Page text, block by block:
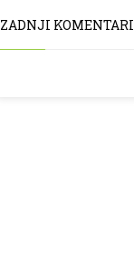
ZADNJI KOMENTARI